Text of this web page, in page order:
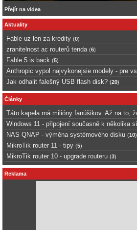
Přejít na videa
Aktuality
Fable uz len za kredity (0)
zranitelnost ac routerů tenda (6)
Fable 5 is back (5)
Anthropic vypol najvykonejsie modely - pre
Jak odhalit falešný USB flash disk? (20)
Články
Táto kapela má milióny fanúšikov. Až na to,
Windows 11 - připojení současně k několika
NAS QNAP - výměna systémového disku (10)
MikroTik router 11 - tipy (5)
MikroTik router 10 - upgrade routeru (3)
Reklama